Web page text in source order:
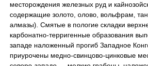
месторождения железных руд и
содержащие золото, олово, вольфрам,
алмазы). Смятые в пологие складки
карбонатно-терригенные образования
западе наложенный прогиб Западное
приурочены медно-свинцово-цинковые